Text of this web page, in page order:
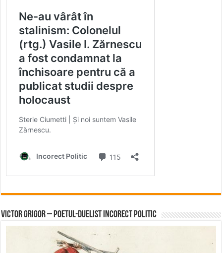
Victor Grigor – Poetul-Duelist Incorect Politic